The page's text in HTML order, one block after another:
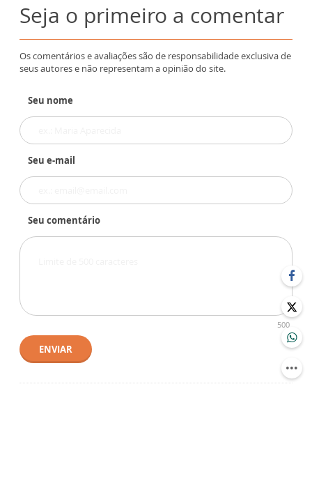
Seja o primeiro a comentar
Os comentários e avaliações são de responsabilidade exclusiva de
seus autores e não representam a opinião do site.
Seu nome
Seu e-mail
Seu comentário
500
ENVIAR